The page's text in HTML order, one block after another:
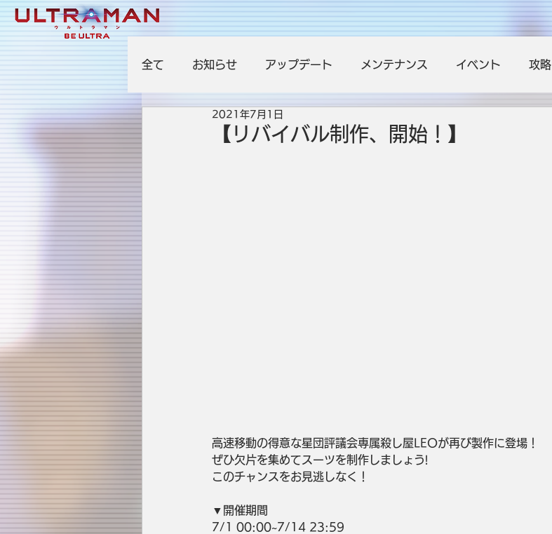
全て お知らせ アップデート メンテナンス イベント 攻略
【リバイバル制作、開始！】
2021年7月1日
高速移動の得意な星団評議会専属殺し屋LEOが再び製作に登場！
ぜひ欠片を集めてスーツを制作しましょう!
このチャンスをお見逃しなく！
▼開催期間
7/1 00:00~7/14 23:59